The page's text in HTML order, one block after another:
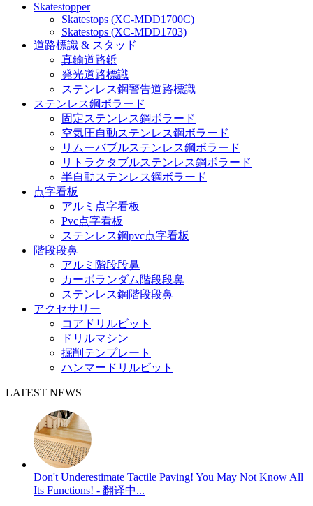
Skatestopper
Skatestops (XC-MDD1700C)
Skatestops (XC-MDD1703)
道路標識 & スタッド
真鍮道路鋲
発光道路標識
ステンレス鋼警告道路標識
ステンレス鋼ボラード
固定ステンレス鋼ボラード
空気圧自動ステンレス鋼ボラード
リムーバブルステンレス鋼ボラード
リトラクタブルステンレス鋼ボラード
半自動ステンレス鋼ボラード
点字看板
アルミ点字看板
Pvc点字看板
ステンレス鋼pvc点字看板
階段段鼻
アルミ階段段鼻
カーボランダム階段段鼻
ステンレス鋼階段段鼻
アクセサリー
コアドリルビット
ドリルマシン
掘削テンプレート
ハンマードリルビット
LATEST NEWS
Don't Underestimate Tactile Paving! You May Not Know All
Its Functions! - 翻译中...